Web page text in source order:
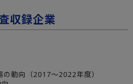
収録企業
動向（2017～2022年度）